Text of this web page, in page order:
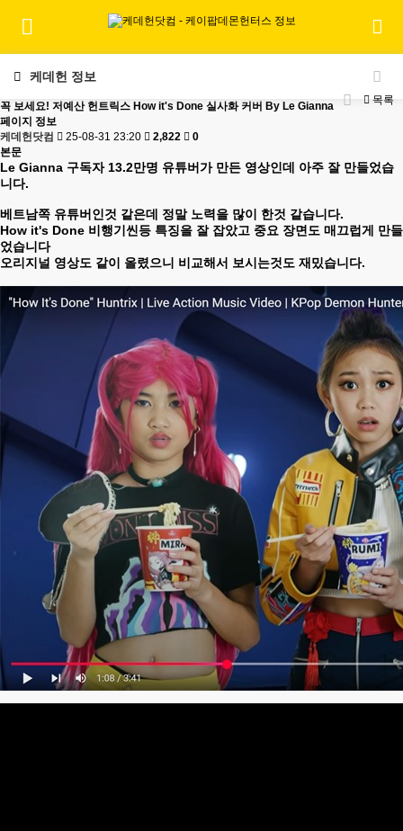
케데헌 정보
목록
꼭 보세요! 저예산 헌트릭스 How it's Done 실사화 커버 By Le Gianna
페이지 정보
케데헌닷컴
25-08-31 23:20 2,822
0
본문
Le Gianna 구독자 13.2만명 유튜버가 만든 영상인데 아주 잘 만들었습
니다.
베트남쪽 유튜버인것 같은데 정말 노력을 많이 한것 같습니다.
How it's Done 비행기씬등 특징을 잘 잡았고 중요 장면도 매끄럽게 만들
었습니다
오리지널 영상도 같이 올렸으니 비교해서 보시는것도 재밌습니다.